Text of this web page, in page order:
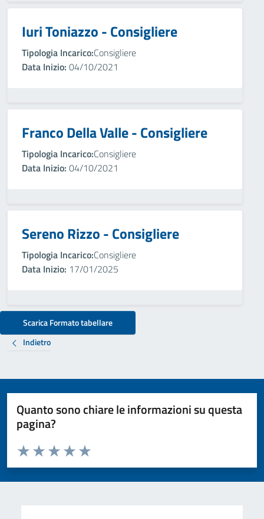
Iuri Toniazzo - Consigliere
Tipologia Incarico:Consigliere
Data Inizio: 04/10/2021
Franco Della Valle - Consigliere
Tipologia Incarico:Consigliere
Data Inizio: 04/10/2021
Sereno Rizzo - Consigliere
Tipologia Incarico:Consigliere
Data Inizio: 17/01/2025
Scarica Formato tabellare
Indietro
Quanto sono chiare le informazioni su questa
pagina?
Valuta da 1 a 5 stelle la pagina
Valuta 5 stelle su 5
Valuta 4 stelle su 5
Valuta 3 stelle su 5
Valuta 2 stelle su 5
Valuta 1 stelle su 5